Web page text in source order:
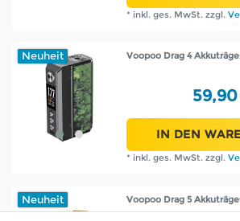
* inkl. ges. MwSt. zzgl.
Neuheit Voopoo Drag 4
IN DEN
* inkl. ges. MwSt. zzgl.
Neuheit Voopoo Drag 5